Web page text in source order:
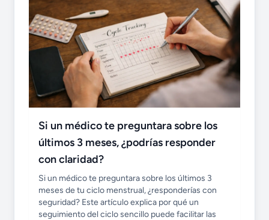
Si un médico te preguntara sobre los
últimos 3 meses, ¿podrías responder
con claridad?
Si un médico te preguntara sobre los últimos 3
meses de tu ciclo menstrual, ¿responderías con
seguridad? Este artículo explica por qué un
seguimiento del ciclo sencillo puede facilitar las